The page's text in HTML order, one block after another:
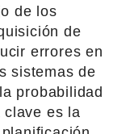
de los
de
errores en
sistemas de
probabilidad
clave es la